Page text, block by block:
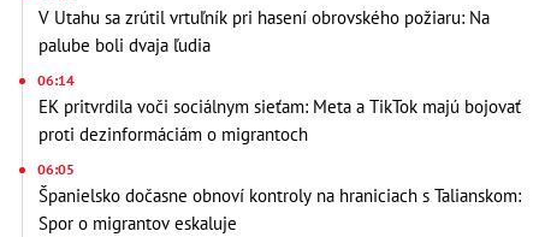
V Utahu sa zrútil vrtuľník pri hasení obrovského požiaru: Na
palube boli dvaja ľudia
06:14
EK pritvrdila voči sociálnym sieťam: Meta a TikTok majú bojovať
proti dezinformáciám o migrantoch
06:05
Španielsko dočasne obnoví kontroly na hraniciach s Talianskom:
Spor o migrantov eskaluje